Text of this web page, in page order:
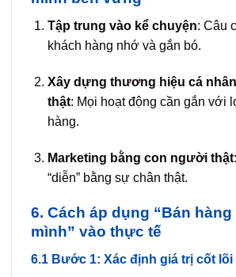
Tập trung vào kể chuyện: Câu
khách hàng nhớ và gắn bó.
Xây dựng thương hiệu cá
thật: Mọi hoạt động cần gắn với
hàng.
Marketing bằng con người thật
“diễn” bằng sự chân thật.
6. Cách áp dụng “Bán hàng
mình” vào thực tế
6.1 Bước 1: Xác định giá trị cốt lõi